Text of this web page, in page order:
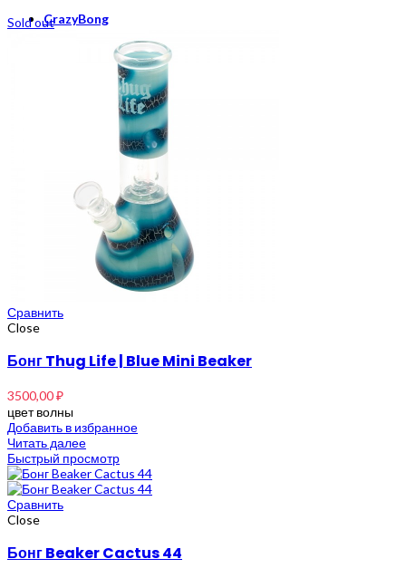
CrazyBong
О нас
Доставка и оплата
Sold out
Сравнить
Close
Бонг Thug Life | Blue Mini Beaker
3500,00₽
цвет волны
Добавить в избранное
Читать далее
Быстрый просмотр
Сравнить
Close
Бонг Beaker Cactus 44